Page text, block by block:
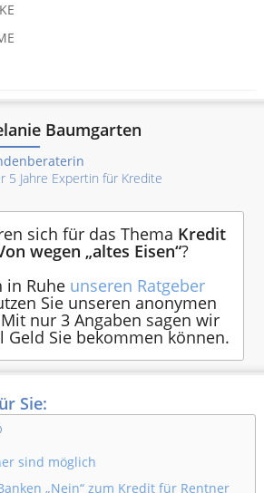
Baumgarten
5 Jahre Expertin für Kredite
sich für das Thema Kredit
wegen „altes Eisen“?
in Ruhe unseren Ratgeber
Sie unseren anonymen
nur 3 Angaben sagen wir
Geld Sie bekommen können.
Sie:
sind möglich
„Nein“ zum Kredit für Rentner